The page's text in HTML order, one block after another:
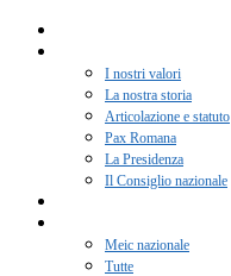
I nostri valori
La nostra storia
Articolazione e statuto
Pax Romana
La Presidenza
Il Consiglio nazionale
Meic nazionale
Tutte